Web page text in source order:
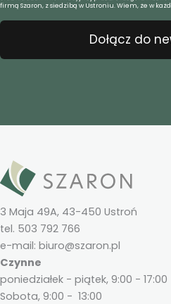
firmą Szaron, z siedzibą w Ustroniu. Wiem, że w
Dołącz do
3 Maja 49A, 43-450 Ustroń
tel. 503 792 766
e-mail: biuro@szaron.pl
Czynne
poniedziałek - piątek, 9:00 - 17:00
Sobota, 9:00 - 13:00